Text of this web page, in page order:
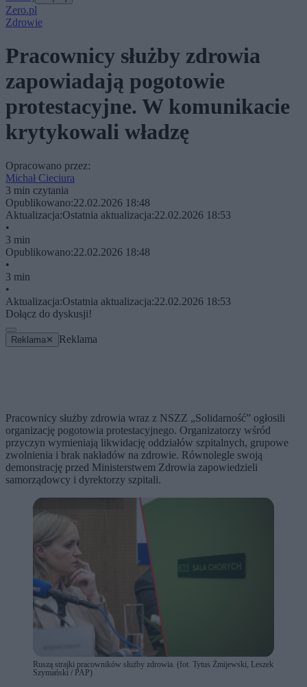
Zero.pl
Zdrowie
Pracownicy służby zdrowia
zapowiadają pogotowie
protestacyjne. W komunikacie
krytykowali władzę
Opracowano przez:
Michał Cieciura
3 min czytania
Opublikowano:22.02.2026 18:48
Aktualizacja:Ostatnia aktualizacja:22.02.2026 18:53
•
3 min
Opublikowano:22.02.2026 18:48
•
3 min
•
Aktualizacja:Ostatnia aktualizacja:22.02.2026 18:53
Dołącz do dyskusji!
Reklama ✕ Reklama
Pracownicy służby zdrowia wraz z NSZZ „Solidarność” ogłosili
organizację pogotowia protestacyjnego. Organizatorzy wśród
przyczyn wymieniają likwidację oddziałów szpitalnych, grupowe
zwolnienia i brak nakładów na zdrowie. Równolegle swoją
demonstrację przed Ministerstwem Zdrowia zapowiedzieli
samorządowcy i dyrektorzy szpitali.
Ruszą strajki pracowników służby zdrowia. (fot. Tytus Żmijewski, Leszek
Szymański / PAP)